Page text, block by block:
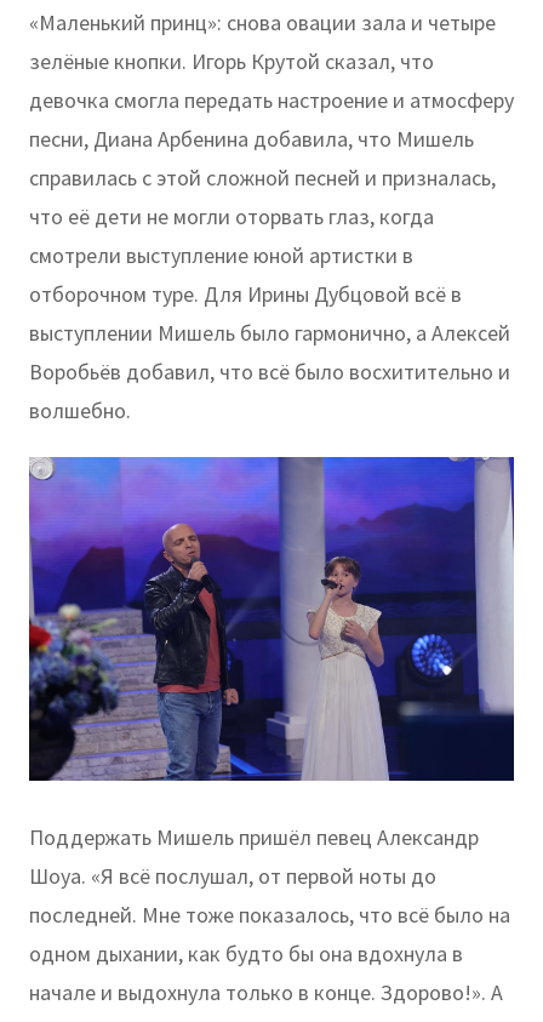
«Маленький принц»: снова овации зала и четыре
зелёные кнопки. Игорь Крутой сказал, что
девочка смогла передать настроение и атмосферу
песни, Диана Арбенина добавила, что Мишель
справилась с этой сложной песней и призналась,
что её дети не могли оторвать глаз, когда
смотрели выступление юной артистки в
отборочном туре. Для Ирины Дубцовой всё в
выступлении Мишель было гармонично, а Алексей
Воробьёв добавил, что всё было восхитительно и
волшебно.
Поддержать Мишель пришёл певец Александр
Шоуа. «Я всё послушал, от первой ноты до
последней. Мне тоже показалось, что всё было на
одном дыхании, как будто бы она вдохнула в
начале и выдохнула только в конце. Здорово!». А